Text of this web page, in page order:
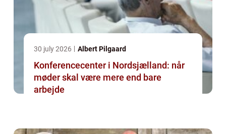
30 july 2026 Albert Pilgaard
Konferencecenter i Nordsjælland: når
møder skal være mere end bare
arbejde